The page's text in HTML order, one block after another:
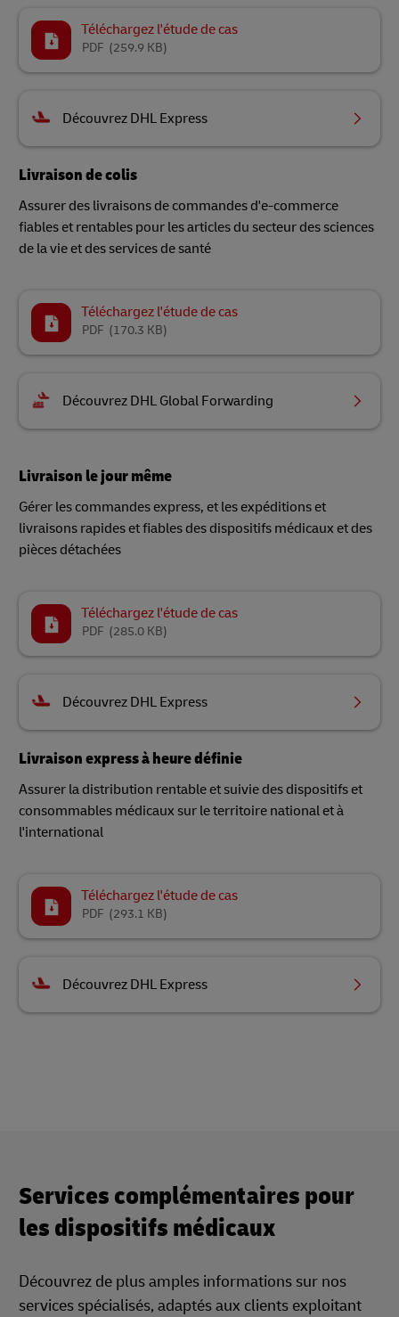
Téléchargez l'étude de cas
(259.9 KB)
PDF
Découvrez DHL Express
Livraison de colis
Assurer des livraisons de commandes d'e-commerce
fiables et rentables pour les articles du secteur des sciences
de la vie et des services de santé
Téléchargez l'étude de cas
(170.3 KB)
PDF
Découvrez DHL Global Forwarding
Livraison le jour même
Gérer les commandes express, et les expéditions et
livraisons rapides et fiables des dispositifs médicaux et des
pièces détachées
Téléchargez l'étude de cas
(285.0 KB)
PDF
Découvrez DHL Express
Livraison express à heure définie
Assurer la distribution rentable et suivie des dispositifs et
consommables médicaux sur le territoire national et à
l'international
Téléchargez l'étude de cas
(293.1 KB)
PDF
Découvrez DHL Express
Services complémentaires pour
les dispositifs médicaux
Découvrez de plus amples informations sur nos
services spécialisés, adaptés aux clients exploitant